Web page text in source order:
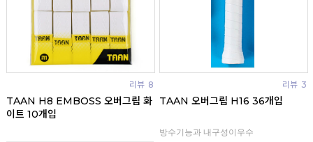
리뷰 8
TAAN H8 EMBOSS 오버그립 화
이트 10개입
리뷰 3
TAAN 오버그립 H16 36개입
방수기능과 내구성이우수